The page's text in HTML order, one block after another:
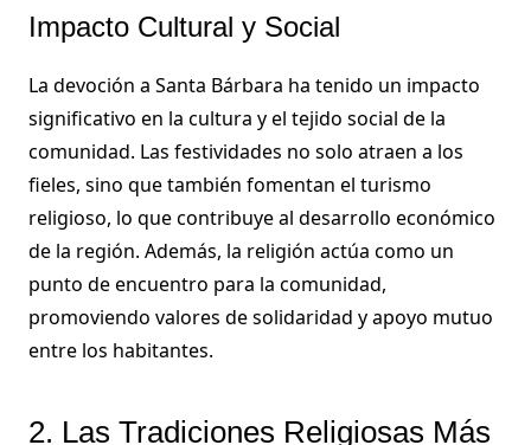
Impacto Cultural y Social
La devoción a Santa Bárbara ha tenido un impacto
significativo en la cultura y el tejido social de la
comunidad. Las festividades no solo atraen a los
fieles, sino que también fomentan el turismo
religioso, lo que contribuye al desarrollo económico
de la región. Además, la religión actúa como un
punto de encuentro para la comunidad,
promoviendo valores de solidaridad y apoyo mutuo
entre los habitantes.
2. Las Tradiciones Religiosas Más